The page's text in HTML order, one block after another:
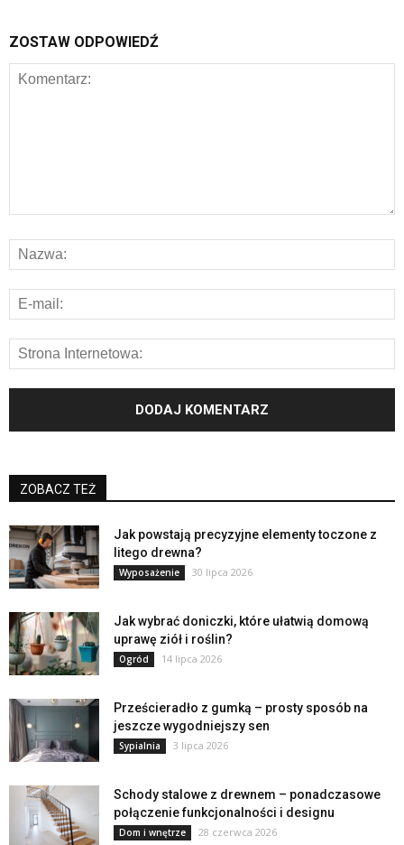
ZOSTAW ODPOWIEDŹ
ZOBACZ TEŻ
Jak powstają precyzyjne elementy toczone z
litego drewna?
Wyposażenie 30 lipca 2026
Jak wybrać doniczki, które ułatwią domową
uprawę ziół i roślin?
Ogród 14 lipca 2026
Prześcieradło z gumką – prosty sposób na
jeszcze wygodniejszy sen
Sypialnia 3 lipca 2026
Schody stalowe z drewnem – ponadczasowe
połączenie funkcjonalności i designu
Dom i wnętrze 28 czerwca 2026